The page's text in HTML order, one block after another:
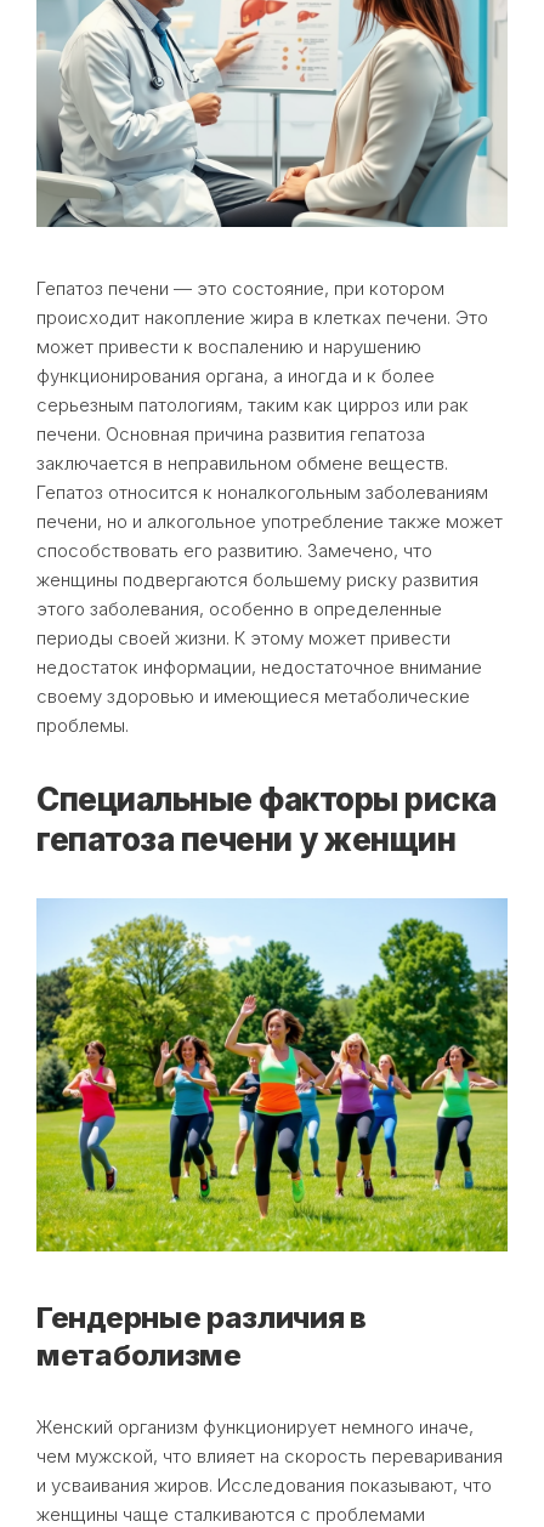
Гепатоз печени — это состояние, при котором
происходит накопление жира в клетках печени. Это
может привести к воспалению и нарушению
функционирования органа, а иногда и к более
серьезным патологиям, таким как цирроз или рак
печени. Основная причина развития гепатоза
заключается в неправильном обмене веществ.
Гепатоз относится к ноналкогольным заболеваниям
печени, но и алкогольное употребление также может
способствовать его развитию. Замечено, что
женщины подвергаются большему риску развития
этого заболевания, особенно в определенные
периоды своей жизни. К этому может привести
недостаток информации, недостаточное внимание
своему здоровью и имеющиеся метаболические
проблемы.
Специальные факторы риска
гепатоза печени у женщин
Гендерные различия в
метаболизме
Женский организм функционирует немного иначе,
чем мужской, что влияет на скорость переваривания
и усваивания жиров. Исследования показывают, что
женщины чаще сталкиваются с проблемами